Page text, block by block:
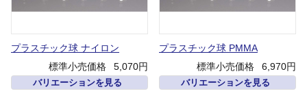
プラスチック球 ナイロン
標準小売価格
5,070円
バリエーションを見る
プラスチック球 PMMA
標準小売価格
6,970円
バリエーションを見る